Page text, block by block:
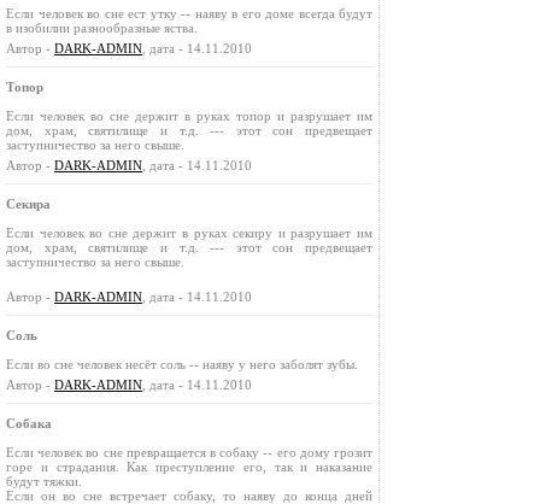
Если человек во сне ест утку -- наяву в его доме всегда будут
в изобилии разнообразные яства.
Автор - DARK-ADMIN , дата - 14.11.2010
Топор
Если человек во сне держит в руках топор и разрушает им
дом, храм, святилище и т.д. --- этот сон предвещает
заступничество за него свыше.
Автор - DARK-ADMIN , дата - 14.11.2010
Секира
Если человек во сне держит в руках секиру и разрушает им
дом, храм, святилище и т.д. --- этот сон предвещает
заступничество за него свыше.
Автор - DARK-ADMIN , дата - 14.11.2010
Соль
Если во сне человек несёт соль -- наяву у него заболят зубы.
Автор - DARK-ADMIN , дата - 14.11.2010
Собака
Если человек во сне превращается в собаку -- его дому грозит
горе и страдания. Как преступление его, так и наказание
будут тяжки.
Если он во сне встречает собаку, то наяву до конца дней